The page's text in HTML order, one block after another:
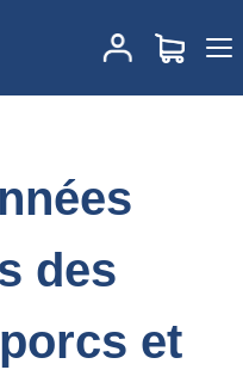
économiques des
des
et